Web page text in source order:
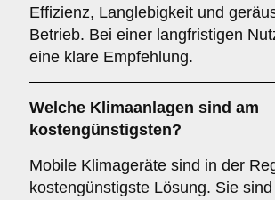
Effizienz, Langlebigkeit und
Betrieb. Bei einer langfristigen
eine klare Empfehlung.
Welche Klimaanlagen sind am
kostengünstigsten?
Mobile Klimageräte sind in der
kostengünstigste Lösung. Sie